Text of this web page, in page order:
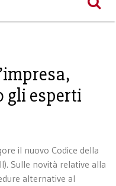
gli esperti
il nuovo Codice della
Sulle novità relative alla
alternative al